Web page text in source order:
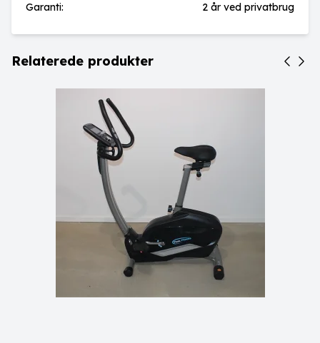
Garanti: 2 år ved privatbrug
Relaterede produkter